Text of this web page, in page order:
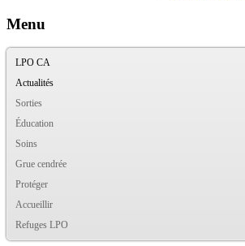
Menu
LPO CA
Actualités
Sorties
Éducation
Soins
Grue cendrée
Protéger
Accueillir
Refuges LPO